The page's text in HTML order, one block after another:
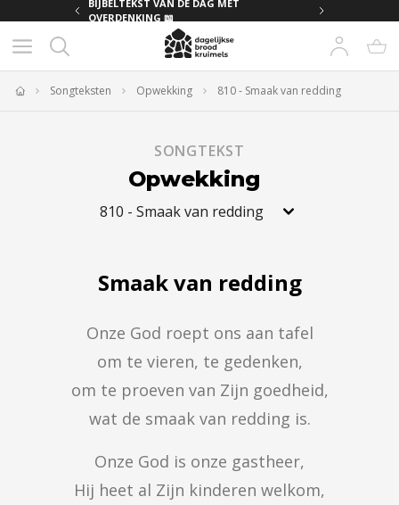
BIJBELTEKST VAN DE DAG MET
OVERDENKING 📖
Songteksten Opwekking 810 - Smaak van redding
SONGTEKST
Opwekking
810 - Smaak van redding
Smaak van redding
Onze God roept ons aan tafel
om te vieren, te gedenken,
om te proeven van Zijn goedheid,
wat de smaak van redding is.
Onze God is onze gastheer,
Hij heet al Zijn kinderen welkom,